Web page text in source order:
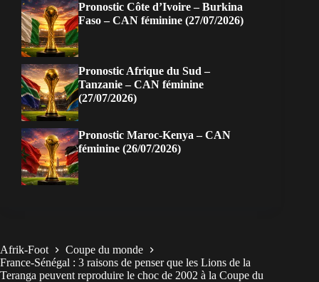
Pronostic Côte d’Ivoire – Burkina
Faso – CAN féminine (27/07/2026)
Pronostic Afrique du Sud –
Tanzanie – CAN féminine
(27/07/2026)
Pronostic Maroc-Kenya – CAN
féminine (26/07/2026)
Afrik-Foot
Coupe du monde
France-Sénégal : 3 raisons de penser que les Lions de la
Teranga peuvent reproduire le choc de 2002 à la Coupe du